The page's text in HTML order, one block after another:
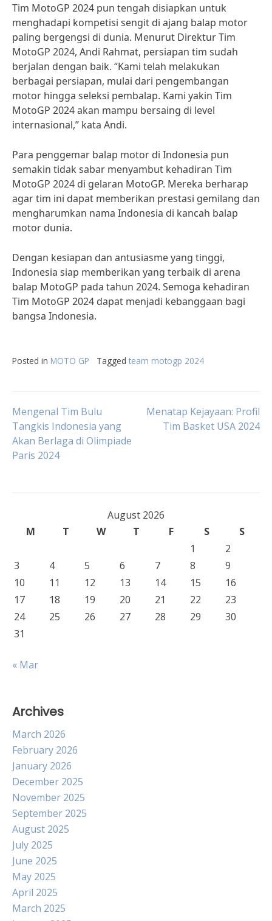
Tim MotoGP 2024 pun tengah disiapkan untuk
menghadapi kompetisi sengit di ajang balap motor
paling bergengsi di dunia. Menurut Direktur Tim
MotoGP 2024, Andi Rahmat, persiapan tim sudah
berjalan dengan baik. “Kami telah melakukan
berbagai persiapan, mulai dari pengembangan
motor hingga seleksi pembalap. Kami yakin Tim
MotoGP 2024 akan mampu bersaing di level
internasional,” kata Andi.
Para penggemar balap motor di Indonesia pun
semakin tidak sabar menyambut kehadiran Tim
MotoGP 2024 di gelaran MotoGP. Mereka berharap
agar tim ini dapat memberikan prestasi gemilang dan
mengharumkan nama Indonesia di kancah balap
motor dunia.
Dengan kesiapan dan antusiasme yang tinggi,
Indonesia siap memberikan yang terbaik di arena
balap MotoGP pada tahun 2024. Semoga kehadiran
Tim MotoGP 2024 dapat menjadi kebanggaan bagi
bangsa Indonesia.
Posted in MOTO GP Tagged team motogp 2024
Post
navigation
Mengenal Tim Bulu
Tangkis Indonesia yang
Akan Berlaga di Olimpiade
Paris 2024
Menatap Kejayaan: Profil
Tim Basket USA 2024
August 2026
M
T W T F S
S
1
2
3
4 5 6 7 8
9
10
11 12 13 14 15
16
17
18 19 20 21 22
23
24
25 26 27 28 29
30
31
« Mar
Archives
March 2026
February 2026
January 2026
December 2025
November 2025
September 2025
August 2025
July 2025
June 2025
May 2025
April 2025
March 2025